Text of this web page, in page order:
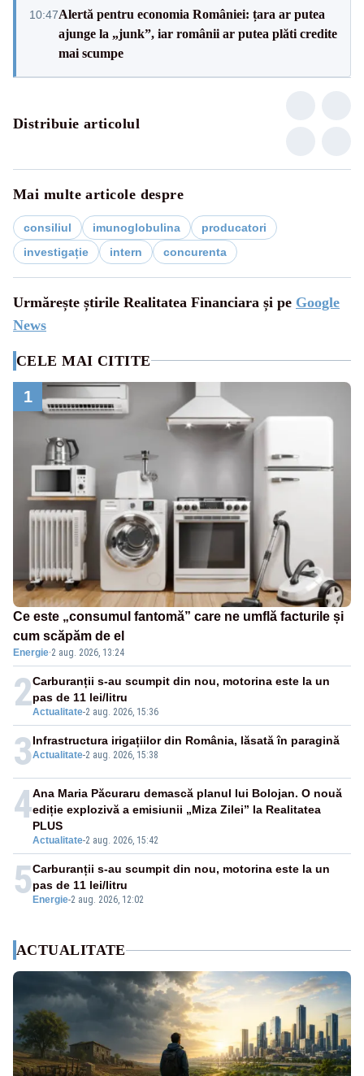
10:47Alertă pentru economia României: țara ar putea
ajunge la „junk”, iar românii ar putea plăti credite
mai scumpe
Distribuie articolul
Mai multe articole despre
consiliul imunoglobulina
producatori
investigație
intern concurenta
Urmărește știrile Realitatea Financiara și pe Google
News
CELE MAI CITITE
1
Ce este „consumul fantomă” care ne umflă facturile și
cum scăpăm de el
Energie·2 aug. 2026, 13:24
2Actualitate-2 aug. 2026, 15:36
Carburanții s-au scumpit din nou, motorina este la un
pas de 11 lei/litru
3Actualitate-2 aug. 2026, 15:38
Infrastructura irigațiilor din România, lăsată în paragină
4
Actualitate-2 aug. 2026, 15:42
Ana Maria Păcuraru demască planul lui Bolojan. O nouă
ediție explozivă a emisiunii „Miza Zilei” la Realitatea
PLUS
5 Energie-2 aug. 2026, 12:02
Carburanții s-au scumpit din nou, motorina este la un
pas de 11 lei/litru
ACTUALITATE